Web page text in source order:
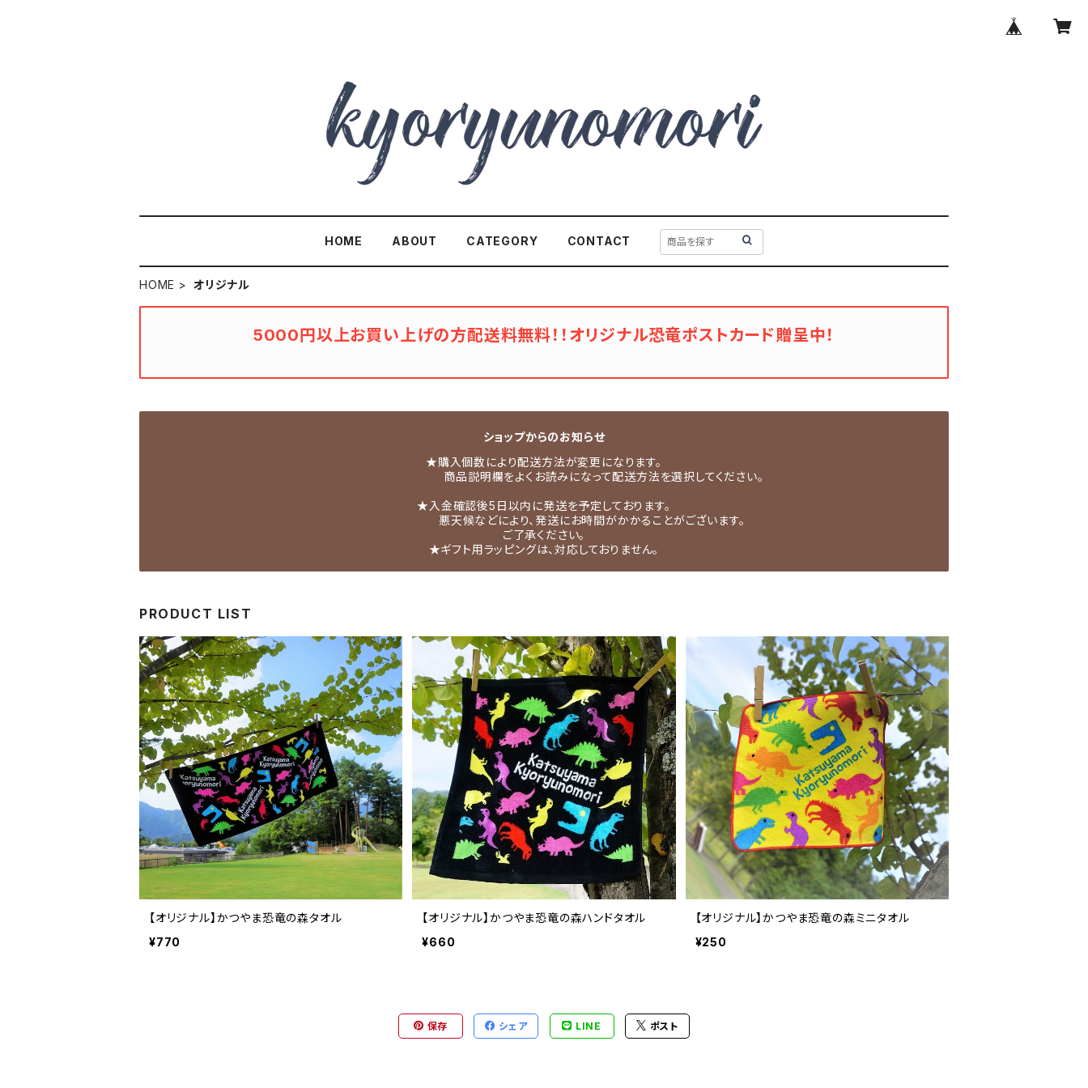
HOME ABOUT CATEGORY CONTACT
HOME オリジナル
5000円以上お買い上げの方配送料無料！！オリジナル恐竜ポストカード贈呈中！
ショップからのお知らせ
★購入個数により配送方法が変更になります。
商品説明欄をよくお読みになって配送方法を選択してください。
★入金確認後5日以内に発送を予定しております。
悪天候などにより、発送にお時間がかかることがございます。
ご了承ください。
★ギフト用ラッピングは、対応しておりません。
PRODUCT LIST
【オリジナル】かつやま恐竜の森タオル
¥770
【オリジナル】かつやま恐竜の森ハンドタオル
¥660
【オリジナル】かつやま恐竜の森ミニタオル
¥250
保存 シェア LINE ポスト